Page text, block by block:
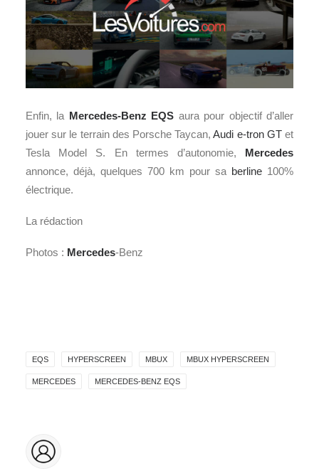
Enfin, la Mercedes-Benz EQS aura pour objectif d’aller
jouer sur le terrain des Porsche Taycan,Audi e-tron GTet
Tesla Model S. En termes d’autonomie, Mercedes
annonce, déjà, quelques 700 km pour sa berline 100%
électrique.
La rédaction
Photos : Mercedes-Benz
EQS HYPERSCREEN MBUX MBUX HYPERSCREEN
MERCEDES MERCEDES-BENZ EQS